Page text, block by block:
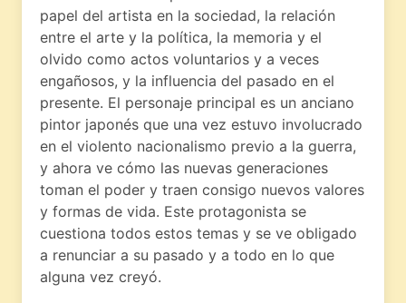
papel del artista en la sociedad, la relación
entre el arte y la política, la memoria y el
olvido como actos voluntarios y a veces
engañosos, y la influencia del pasado en el
presente. El personaje principal es un anciano
pintor japonés que una vez estuvo involucrado
en el violento nacionalismo previo a la guerra,
y ahora ve cómo las nuevas generaciones
toman el poder y traen consigo nuevos valores
y formas de vida. Este protagonista se
cuestiona todos estos temas y se ve obligado
a renunciar a su pasado y a todo en lo que
alguna vez creyó.